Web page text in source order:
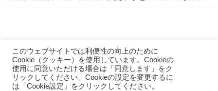
HiroのCafeめぐり © Hiro Shibata 2026
このウェブサイトでは利便性の向上のために
Cookie（クッキー）を使用しています。Cookieの
使用に同意いただける場合は「同意します」をク
リックしてください。Cookieの設定を変更するに
は「Cookie設定」をクリックしてください。